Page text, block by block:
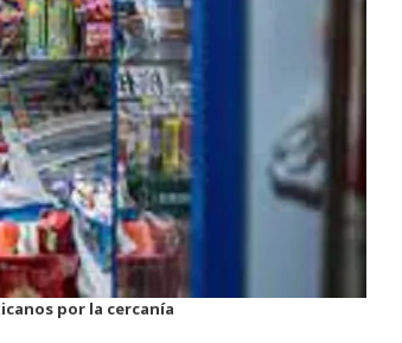
por la cercanía